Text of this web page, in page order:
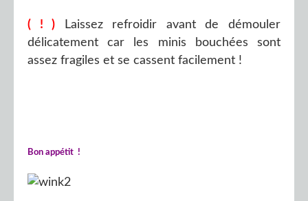
( ! ) Laissez refroidir avant de démouler
délicatement car les minis bouchées sont
assez fragiles et se cassent facilement !
Bon appétit !